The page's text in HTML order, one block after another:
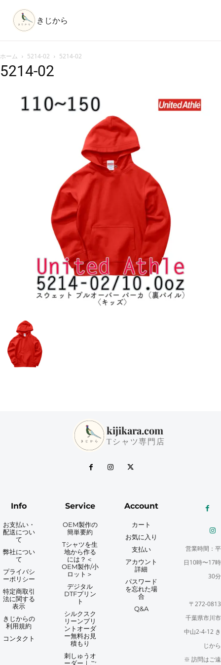
きじから
ホーム 5214-02 5214-02
5214-02
kijikara.com
Tシャツ専門店
Info
お支払い・
配送につい
て
弊社につい
て
プライバシ
ーポリシー
特定商取引
法に関する
表示
きじからの
利用規約
コンタクト
Service
OEM製作の
簡単要約
Tシャツを生
地から作る
には？＜
OEM製作/小
ロット＞
デジタル
DTFプリン
ト
シルクスク
リーンプリ
ントオーダ
ー無料お見
積もり
刺しゅうオ
ーダー｜ご
Account
カート
お気に入り
支払い
アカウント
詳細
パスワード
を忘れた場
合
Q&A
営業時間：平
日10時〜17時
30分
〒272-0813
千葉県市川市
中山2-4-12 き
じから
※ 訪問はご遠